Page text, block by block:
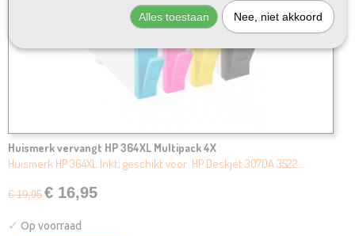
Huismerk vervangt HP 364XL Multipack 4X
Huismerk HP 364XL Inkt, geschikt voor: HP Deskjet 3070A 3522…
€ 19,95 € 16,95
✓ Op voorraad
Alles toestaan Nee, niet akkoord